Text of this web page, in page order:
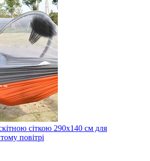
сіткою 290х140 см для
повітрі